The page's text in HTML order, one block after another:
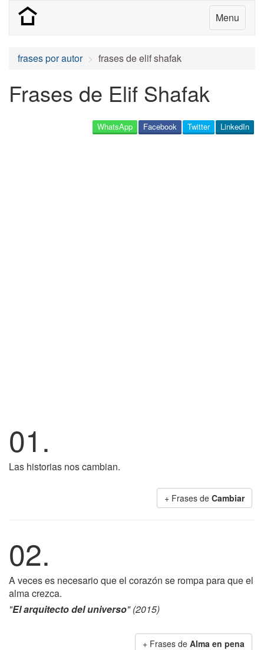
Menu
frases por autor frases de elif shafak
Frases de Elif Shafak
LinkedIn
Twitter
Facebook
WhatsApp
01.
Las historias nos cambian.
+ Frases de Cambiar
02.
A veces es necesario que el corazón se rompa para que el
alma crezca.
"El arquitecto del universo" (2015)
+ Frases de Alma en pena